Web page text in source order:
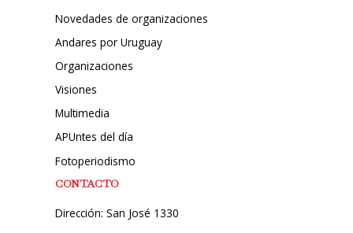
Novedades de organizaciones
Andares por Uruguay
Organizaciones
Visiones
Multimedia
APUntes del día
Fotoperiodismo
CONTACTO
Dirección: San José 1330